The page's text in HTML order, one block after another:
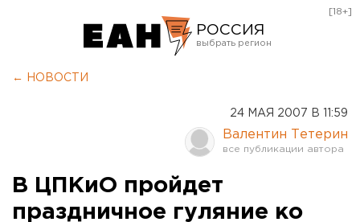
РОССИЯ
Курган
Оренбург
[18+]
← НОВОСТИ
24 МАЯ 2007 В 11:59
Валентин Тетерин
В ЦПКиО пройдет
праздничное гуляние ко